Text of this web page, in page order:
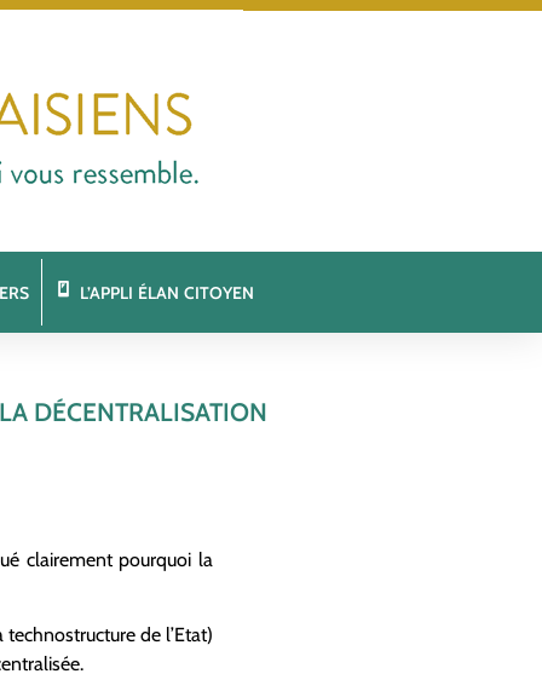
L’APPLI ÉLAN CITOYEN
DÉCENTRALISATION
clairement pourquoi la
de l’Etat)